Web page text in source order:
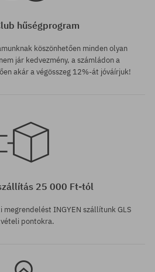
hűségprogram
köszönhetően minden olyan
jár kedvezmény, a számládon a
akár a végösszeg 12%-át jóváírjuk!
25 000 Ft-tól
INGYEN szállítunk GLS
pontokra.